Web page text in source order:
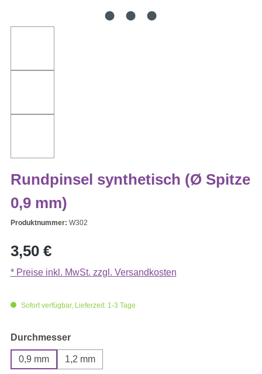
Rundpinsel synthetisch (Ø Spitze
0,9 mm)
Produktnummer: W302
Regulärer Preis:
3,50 €
* Preise inkl. MwSt. zzgl. Versandkosten
Sofort verfügbar, Lieferzeit: 1-3 Tage
Durchmesserauswählen
0,9 mm 1,2 mm